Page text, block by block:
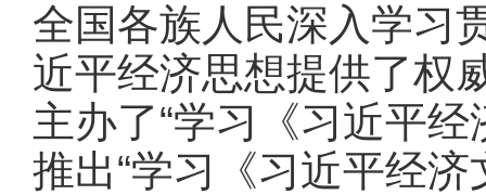
全国各族人民深入学习
近平经济思想提供了权
主办了“学习《习近平
推出“学习《习近平经